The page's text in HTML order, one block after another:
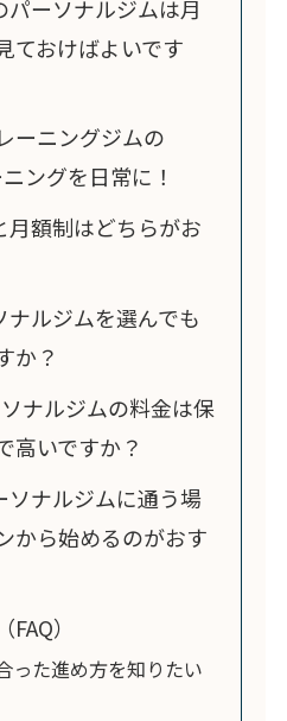
パーソナルジムは月
ておけばよいです
ーニングジムの
ングを日常に！
月額制はどちらがお
ナルジムを選んでも
か？
ナルジムの料金は保
高いですか？
ソナルジムに通う場
から始めるのがおす
）
った進め方を知りたい